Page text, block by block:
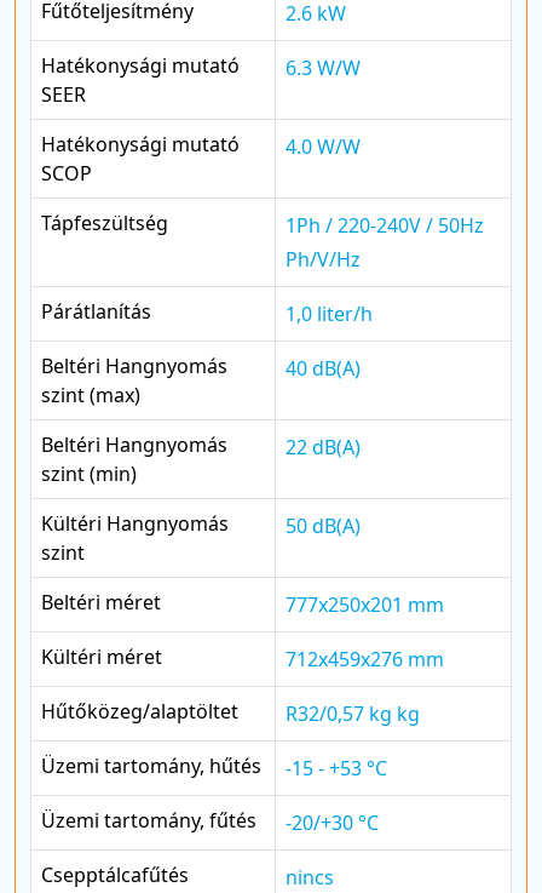
Fűtőteljesítmény
2.6 kW
Hatékonysági mutató
SEER
6.3 W/W
Hatékonysági mutató
SCOP
4.0 W/W
Tápfeszültség
1Ph / 220-240V / 50Hz
Ph/V/Hz
Párátlanítás
1,0 liter/h
Beltéri Hangnyomás
szint (max)
40 dB(A)
Beltéri Hangnyomás
szint (min)
22 dB(A)
Kültéri Hangnyomás
szint
50 dB(A)
Beltéri méret
777x250x201 mm
Kültéri méret
712x459x276 mm
Hűtőközeg/alaptöltet
R32/0,57 kg kg
Üzemi tartomány, hűtés
-15 - +53 °C
Üzemi tartomány, fűtés
-20/+30 °C
Csepptálcafűtés
nincs